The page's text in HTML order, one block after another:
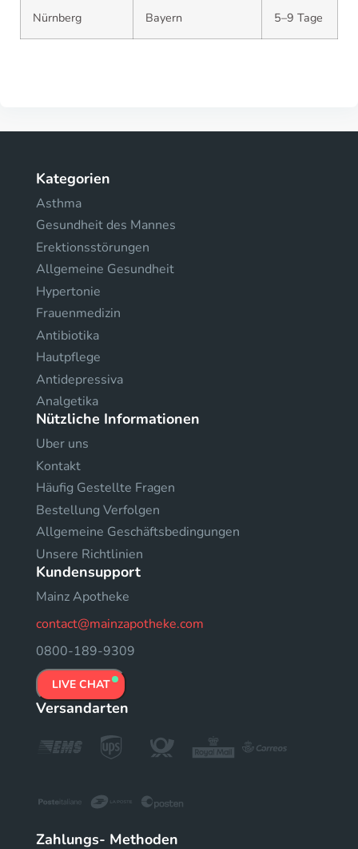
Nürnberg Bayern 5–9 Tage
Kategorien
Asthma
Gesundheit des Mannes
Erektionsstörungen
Allgemeine Gesundheit
Hypertonie
Frauenmedizin
Antibiotika
Hautpflege
Antidepressiva
Analgetika
Nützliche Informationen
Uber uns
Kontakt
Häufig Gestellte Fragen
Bestellung Verfolgen
Allgemeine Geschäftsbedingungen
Unsere Richtlinien
Kundensupport
Mainz Apotheke
contact@mainzapotheke.com
0800-189-9309
LIVE CHAT
Versandarten
Zahlungs- Methoden